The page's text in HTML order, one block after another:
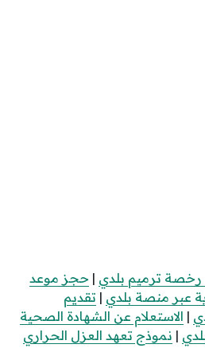
ترميم بلدي | حجز موعد
عبر منصة بلدي | تقديم
| الاستعلام عن الشهادة الصحية
| نموذج تعهد العزل الحراري